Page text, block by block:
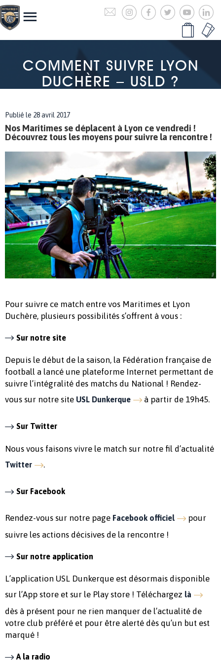
COMMENT SUIVRE LYON
DUCHÈRE – USLD ?
Publié le 28 avril 2017
Nos Maritimes se déplacent à Lyon ce vendredi !
Découvrez tous les moyens pour suivre la rencontre !
Pour suivre ce match entre vos Maritimes et Lyon
Duchère, plusieurs possibilités s’offrent à vous :
Sur notre site
Depuis le début de la saison, la Fédération française de
football a lancé une plateforme Internet permettant de
suivre l’intégralité des matchs du National ! Rendez-
vous sur notre site USL Dunkerque à partir de 19h45.
Sur Twitter
Nous vous faisons vivre le match sur notre fil d’actualité
Twitter .
Sur Facebook
Rendez-vous sur notre page Facebook officiel
pour
suivre les actions décisives de la rencontre !
Sur notre application
L’application USL Dunkerque est désormais disponible
sur l’App store et sur le Play store ! Téléchargez là
dès à présent pour ne rien manquer de l’actualité de
votre club préféré et pour être alerté dès qu’un but est
marqué !
A la radio